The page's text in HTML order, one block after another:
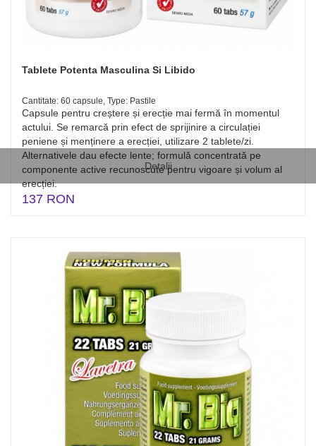
Detalii
Tablete Potenta Masculina Si Libido
Cantitate: 60 capsule, Type: Pastile
Capsule pentru creștere și erecție mai fermă în momentul
actului. Se remarcă prin efect de sprijinire a circulației
peniene și menținere a erecției, utilizare 2 tablete/zi.
Alternativele dau efecte lente; formulă concentrată pe
componente active recunoscute pentru vigoare și volum al
erecției.
137 RON